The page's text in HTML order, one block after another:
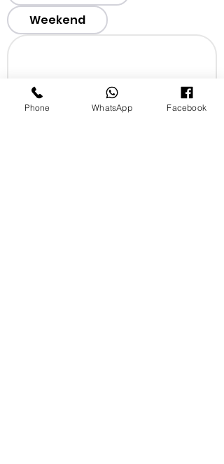
Weekend
Phone WhatsApp Facebook